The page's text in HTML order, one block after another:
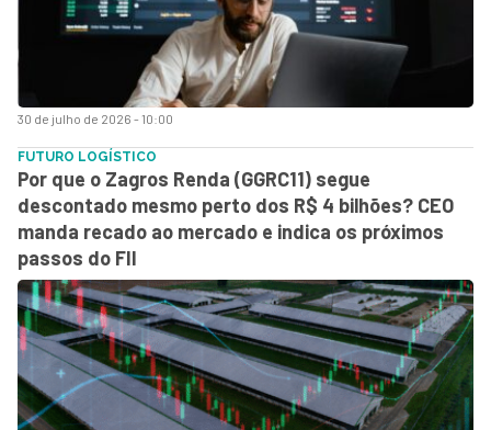
30 de julho de 2026 - 10:00
FUTURO LOGÍSTICO
Por que o Zagros Renda (GGRC11) segue
descontado mesmo perto dos R$ 4 bilhões? CEO
manda recado ao mercado e indica os próximos
passos do FII